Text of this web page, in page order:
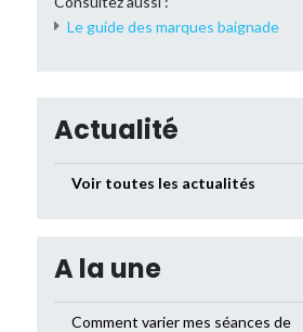
Le guide des marques baignade
Actualité
Voir toutes les actualités
A la une
Comment varier mes séances de